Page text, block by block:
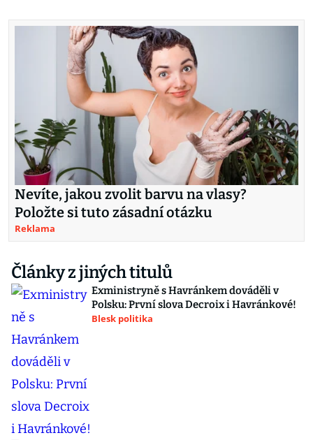
Nevíte, jakou zvolit barvu na vlasy?
Položte si tuto zásadní otázku
Reklama
Články z jiných titulů
Exministryně s Havránkem dováděli v
Polsku: První slova Decroix i Havránkové!
Blesk politika